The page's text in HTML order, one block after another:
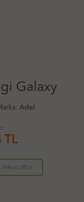
Galaxy
Adel
TL